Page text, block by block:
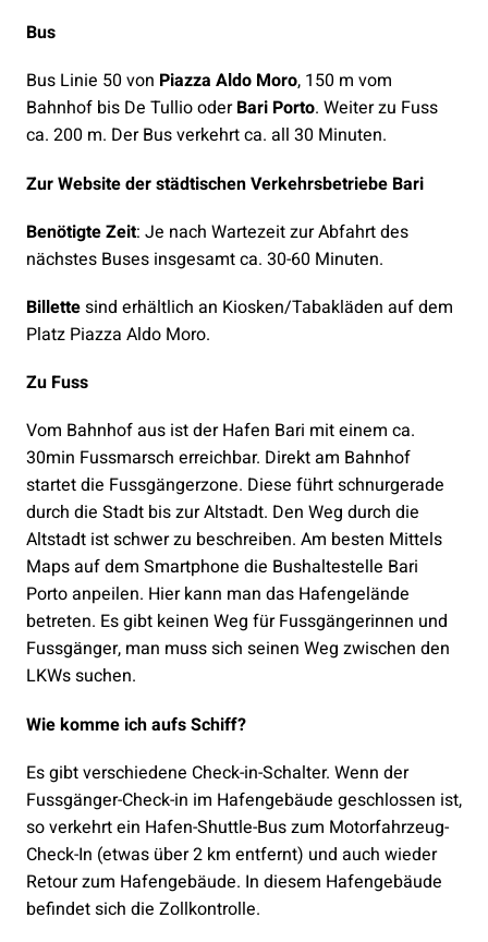
Bus
Bus Linie 50 von Piazza Aldo Moro, 150 m vom
Bahnhof bis De Tullio oderBari Porto. Weiter zu Fuss
ca. 200 m. Der Bus verkehrt ca. all 30 Minuten.
Zur Website der städtischen Verkehrsbetriebe Bari
Benötigte Zeit: Je nach Wartezeit zur Abfahrt des
nächstes Buses insgesamt ca. 30-60 Minuten.
Billettesind erhältlich an Kiosken/Tabakläden auf dem
Platz Piazza Aldo Moro.
Zu Fuss
Vom Bahnhof aus ist der Hafen Bari mit einem ca.
30min Fussmarsch erreichbar. Direkt am Bahnhof
startet die Fussgängerzone. Diese führt schnurgerade
durch die Stadt bis zur Altstadt. Den Weg durch die
Altstadt ist schwer zu beschreiben. Am besten Mittels
Maps auf dem Smartphone die Bushaltestelle Bari
Porto anpeilen. Hier kann man das Hafengelände
betreten. Es gibt keinen Weg für Fussgängerinnen und
Fussgänger, man muss sich seinen Weg zwischen den
LKWs suchen.
Wie komme ich aufs Schiff?
Es gibt verschiedene Check-in-Schalter. Wenn der
Fussgänger-Check-in im Hafengebäude geschlossen ist,
so verkehrt ein Hafen-Shuttle-Bus zum Motorfahrzeug-
Check-In (etwas über 2 km entfernt) und auch wieder
Retour zum Hafengebäude. In diesem Hafengebäude
befindet sich die Zollkontrolle.